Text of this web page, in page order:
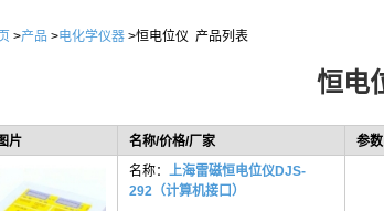
>产品 >电化学仪器 >恒电位仪 产品列表
恒电
片 名称/价格/厂家 参数
名称： 上海雷磁恒电位仪DJS-
292（计算机接口）